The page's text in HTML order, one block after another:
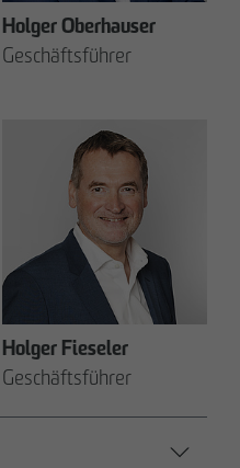
Holger Oberhauser
Geschäftsführer
Holger Fieseler
Geschäftsführer